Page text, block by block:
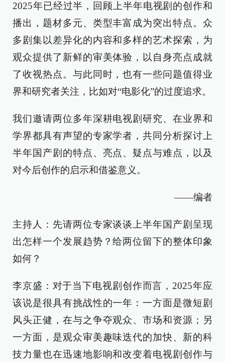
2025年已经过半，回顾上半年电视剧的创作和
播出，题材多元、类型丰富成为突出特点。众
多剧集以差异化的内容和多样的艺术探索，为
观众提供了新鲜的审美体验，以自身亮点成就
了收视热点。与此同时，也有一些问题值得业
界和研究者关注，比如对“电影化”的过度追求。
我们邀请两位多年深耕电视剧研究、在业界和
学界都具有声望的专家学者，共同分析探讨上
半年国产剧的特点、亮点、疑点与难点，以及
对今后创作的启示和借鉴意义。
——编者
主持人：先请两位专家谈谈上半年国产剧呈现
出怎样一个发展趋势？给两位留下的整体印象
如何？
李京盛：对于当下电视剧创作而言，2025年应
该说是很具有挑战性的一年：一方面是微短剧
风头正健，在与之争夺观众、市场和资源；另
一方面，是观众审美趣味迭代的加快、新的科
技力量也在迅速地影响和改变着电视剧创作与